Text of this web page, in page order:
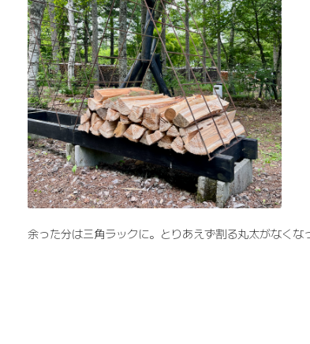
余った分は三角ラックに。とりあえず割る丸太がなくな